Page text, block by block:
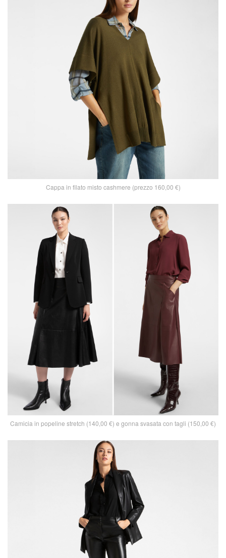
Cappa in filato misto cashmere (prezzo 160,00 €)
Camicia in popeline stretch (140,00 €) e gonna svasata con tagli (150,00 €)